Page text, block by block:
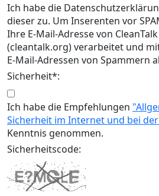
Ich habe die
dieser zu. Um Inserenten vor
Ihre E-Mail-Adresse von
(cleantalk.org) verarbeitet und
E-Mail-Adressen von Spammern
Sicherheit*:
Ich habe die Empfehlungen
Sicherheit im Internet und bei
Kenntnis genommen.
Sicherheitscode: